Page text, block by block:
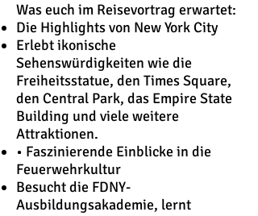
Was euch im Reisevortrag erwartet:
Die Highlights von New York City
Erlebt ikonische
Sehenswürdigkeiten wie die
Freiheitsstatue, den Times Square,
den Central Park, das Empire State
Building und viele weitere
Attraktionen.
• Faszinierende Einblicke in die
Feuerwehrkultur
Besucht die FDNY-
Ausbildungsakademie, lernt